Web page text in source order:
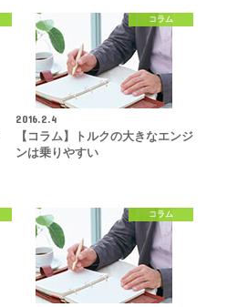
コラム
2016.2.4
【コラム】トルクの大きなエンジ
ンは乗りやすい
コラム